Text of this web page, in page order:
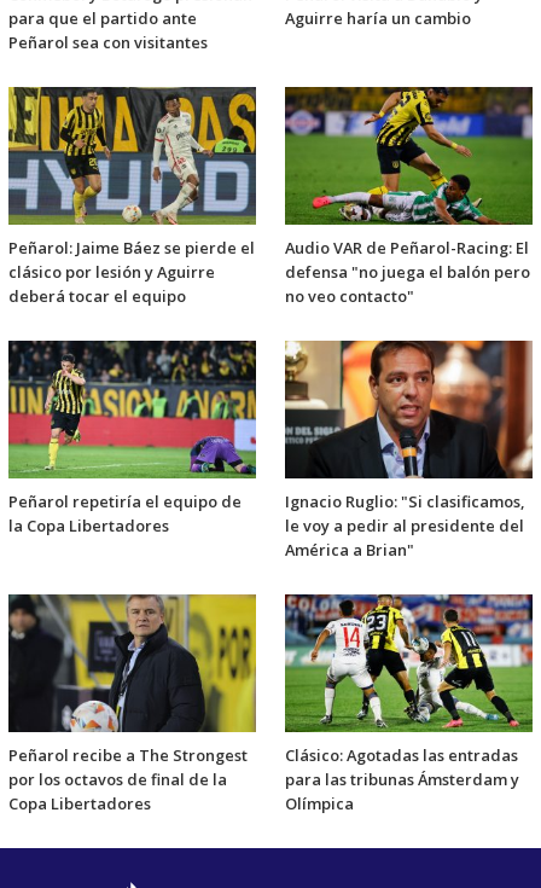
para que el partido ante
Peñarol sea con visitantes
Aguirre haría un cambio
Peñarol: Jaime Báez se pierde el
clásico por lesión y Aguirre
deberá tocar el equipo
Audio VAR de Peñarol-Racing: El
defensa "no juega el balón pero
no veo contacto"
Peñarol repetiría el equipo de
la Copa Libertadores
Ignacio Ruglio: "Si clasificamos,
le voy a pedir al presidente del
América a Brian"
Peñarol recibe a The Strongest
por los octavos de final de la
Copa Libertadores
Clásico: Agotadas las entradas
para las tribunas Ámsterdam y
Olímpica